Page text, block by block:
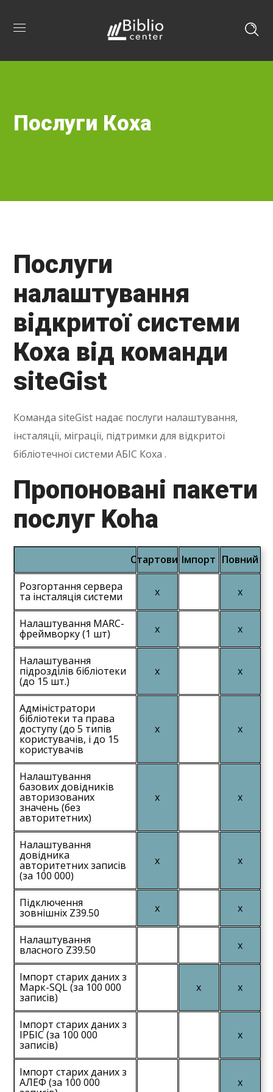
Послуги Коха
Послуги
налаштування
відкритої системи
Коха від команди
siteGist
Команда siteGist надає послуги налаштування,
інсталяції, міграції, підтримки для відкритої
бібліотечної системи АБІС Коха .
Пропоновані пакети
послуг Koha
СтартовийІмпорт Повний
Розгортання сервера
та інсталяція системи
Налаштування MARC-
фреймворку (1 шт)
Налаштування
підрозділів бібліотеки
(до 15 шт.)
Адміністратори
бібліотеки та права
доступу (до 5 типів
користувачів, і до 15
користувачів
Налаштування
базових довідників
авторизованих
значень (без
авторитетних)
Налаштування
довідника
авторитетних записів
(за 100 000)
Підключення
зовнішніх Z39.50
Налаштування
власного Z39.50
Імпорт старих даних з
Марк-SQL (за 100 000
записів)
Імпорт старих даних з
ІРБІС (за 100 000
записів)
Імпорт старих даних з
АЛЕФ (за 100 000